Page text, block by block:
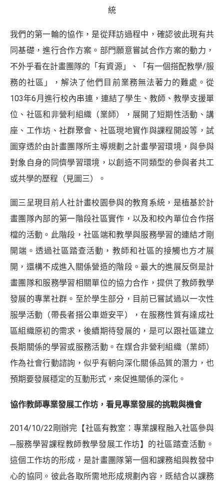
統
我們的第一輪的協作，是從拜訪過程中，確認彼此現有共
同基礎，進行合作方案。部門願意嘗試合作方案的動力，
不外乎看在計畫團隊的「有資源」、「有一個搭配教學/服
務的社區」，解決了他們目前業務無法著力的難處。從
103年6月進行校內串連，連結了學生、教師、教學支援單
位、社區和非營利組織（業師），展開了短期性活動、講
座、工作坊、社群聚會、社區現地實作與課程開設等，試
圖穿透於由計畫團隊所主導規劃之計畫學習環境，與參與
對象自身的同儕學習環境，以創造不同類型的參與者共工
或共學的歷程（見圖三）。
圖三呈現目前人社計畫校園參與的教育系統，是植基於計
畫團隊內部的第一階段社區實作，以及和校內單位合作搭
檔的活動。此階段，社區端和教學與服務學習的連結才剛
開端。透過社區踏查活動，教師和社區的接觸也方才展
開，還構不成進入關係營造的階段。最大的進展反倒是計
畫團隊和服務學習相關單位的協力合作，提供了教師教學
發展的專業社群。至於學生部分，目前已嘗試過以一次性
服學活動（帶長者搭公車遊安平），在服務性質有達成社
區組織原初的需求，後續期待發展的，是可以跟社區建立
長期關係的學習或服務活動。在媒合非營利組織（業師）
作為社會行動諮詢，似乎有朝向深化關係品質的潛力，也
預期要發展穩定的互動形式，來促進關係的深化。
協作教師專業發展工作坊，看見專業發展的挑戰與機會
2014/10/22剛辦完【社區有教室：專業課程融入社區參與
─服務學習課程教師教學發展工作坊】的社區踏查活動。
這個工作坊的形成，是計畫團隊第一個和課務組與教發中
心的協同。彼此各取所需地形成規劃內容，既結合以課務